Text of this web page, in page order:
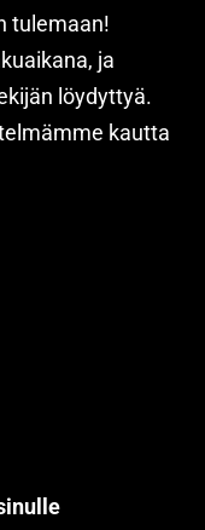
tulemaan!
ja
löydyttyä.
kautta